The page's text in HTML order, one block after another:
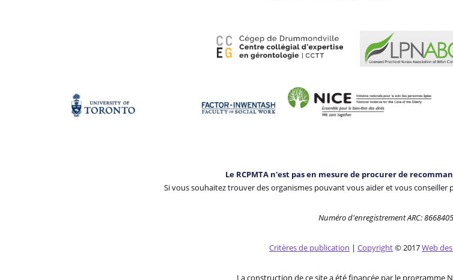
Le RCPMTA n'est pas en mesure de procurer de
Si vous souhaitez trouver des organismes pouvant vous aider et vous conseiller
Numéro d'enregistrement ARC:
Critères de publication | Copyright© 2017Web
La construction de ce site a été financée par le programme